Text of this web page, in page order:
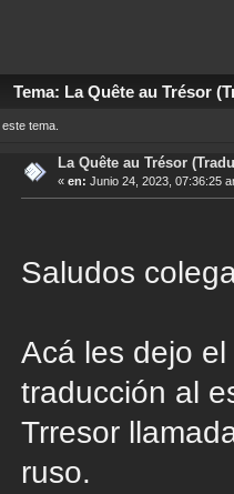
Tema: La Quête au Trésor
tema.
La Quête au Trésor
« en: Junio 24, 2023, 07:36:25
Saludos
Acá les dejo
traducción al
Trresor
ruso.